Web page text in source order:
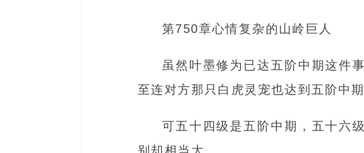
第750章心情复杂的山岭巨人
虽然叶墨修为已达五阶中期这件
至连对方那只白虎灵宠也达到五阶中期
可五十四级是五阶中期，五十六
别却相当大。